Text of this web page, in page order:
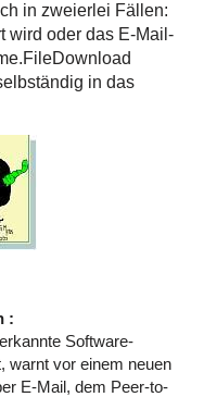
in zweierlei Fällen:
wird oder das E-Mail-
in das
:
Software-
warnt vor einem neuen
E-Mail, dem Peer-to-